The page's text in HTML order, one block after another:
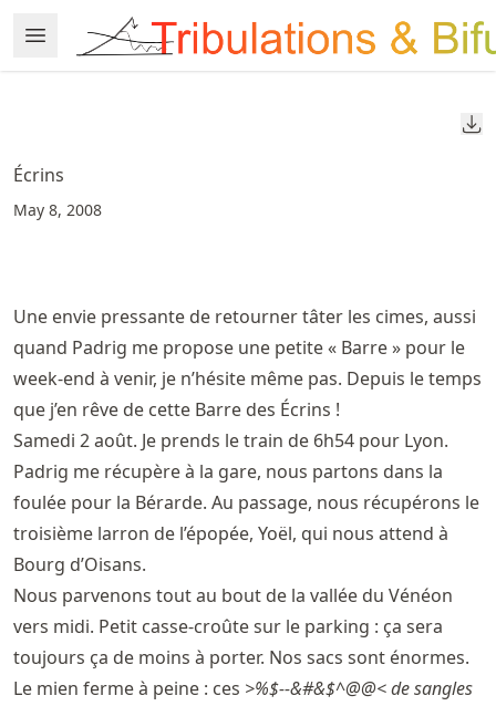
to
article
to
content
Open Menu
Made with MyST
Écrins
May 8, 2008
Une envie pressante de retourner tâter les cimes, aussi
quand Padrig me propose une petite « Barre » pour le
week-end à venir, je n’hésite même pas. Depuis le temps
que j’en rêve de cette Barre des Écrins !
Samedi 2 août. Je prends le train de 6h54 pour Lyon.
Padrig me récupère à la gare, nous partons dans la
foulée pour la Bérarde. Au passage, nous récupérons le
troisième larron de l’épopée, Yoël, qui nous attend à
Bourg d’Oisans.
Nous parvenons tout au bout de la vallée du Vénéon
vers midi. Petit casse-croûte sur le parking : ça sera
toujours ça de moins à porter. Nos sacs sont énormes.
Le mien ferme à peine : ces >%$--&#&$^@@< de sangles